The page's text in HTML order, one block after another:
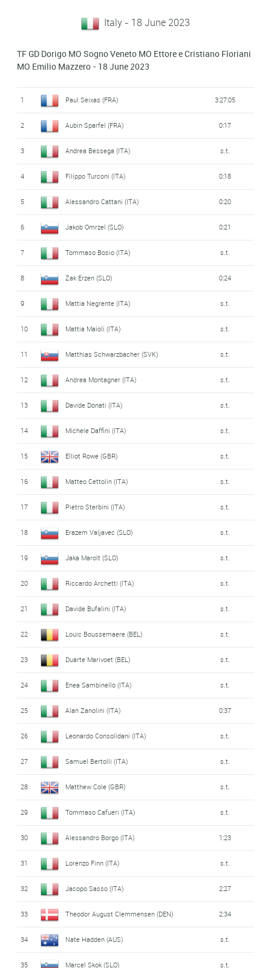
Italy - 18 June 2023
TF GD Dorigo MO Sogno Veneto MO Ettore e Cristiano Floriani
MO Emilio Mazzero - 18 June 2023
1 Paul Seixas (FRA) 3:27:05
2 Aubin Sparfel (FRA) 0:17
3 Andrea Bessega (ITA) s.t.
4 Filippo Turconi (ITA) 0:18
5 Alessandro Cattani (ITA) 0:20
6 Jakob Omrzel (SLO) 0:21
7 Tommaso Bosio (ITA) s.t.
8 Zak Erzen (SLO) 0:24
9 Mattia Negrente (ITA) s.t.
10 Mattia Maioli (ITA) s.t.
11 Matthias Schwarzbacher (SVK) s.t.
12 Andrea Montagner (ITA) s.t.
13 Davide Donati (ITA) s.t.
14 Michele Daffini (ITA) s.t.
15 Elliot Rowe (GBR) s.t.
16 Matteo Cettolin (ITA) s.t.
17 Pietro Sterbini (ITA) s.t.
18 Erazem Valjavec (SLO) s.t.
19 Jaka Marolt (SLO) s.t.
20 Riccardo Archetti (ITA) s.t.
21 Davide Bufalini (ITA) s.t.
22 Louic Boussemaere (BEL) s.t.
23 Duarte Marivoet (BEL) s.t.
24 Enea Sambinello (ITA) s.t.
25 Alan Zanolini (ITA) 0:37
26 Leonardo Consolidani (ITA) s.t.
27 Samuel Bertolli (ITA) s.t.
28 Matthew Cole (GBR) s.t.
29 Tommaso Cafueri (ITA) s.t.
30 Alessandro Borgo (ITA) 1:23
31 Lorenzo Finn (ITA) s.t.
32 Jacopo Sasso (ITA) 2:27
33 Theodor August Clemmensen (DEN) 2:34
34 Nate Hadden (AUS) s.t.
35 Marcel Skok (SLO) s.t.